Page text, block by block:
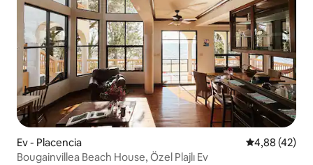
Ev - Placencia 5 üzerinden
4,88 (42)
Bougainvillea Beach House, Özel Plajlı Ev